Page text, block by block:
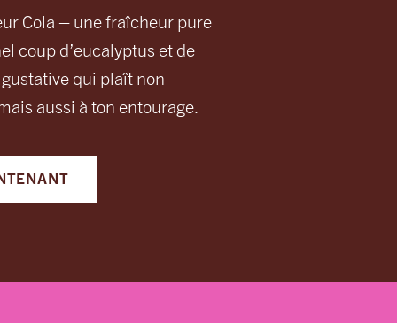
Cola – une fraîcheur pure
coup d’eucalyptus et de
qui plaît non
aussi à ton entourage.